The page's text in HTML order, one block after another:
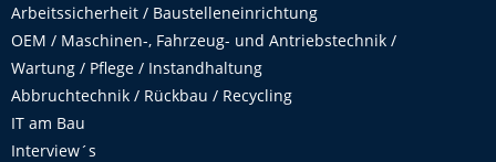
Arbeitssicherheit / Baustelleneinrichtung
OEM / Maschinen-, Fahrzeug- und Antriebstechnik /
Wartung / Pflege / Instandhaltung
Abbruchtechnik / Rückbau / Recycling
IT am Bau
Interview´s